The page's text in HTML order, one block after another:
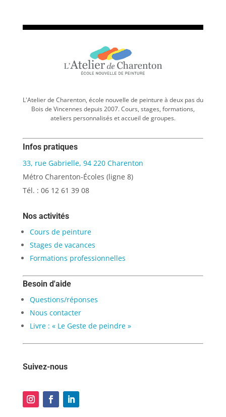
L'Atelier de Charenton, école nouvelle de peinture à deux pas du
Bois de Vincennes depuis 2007. Cours, stages, formations,
ateliers personnalisés et accueil de groupes.
Infos pratiques
33, rue Gabrielle, 94 220 Charenton
Métro Charenton-Écoles (ligne 8)
Tél. : 06 12 61 39 08
Nos activités
Cours de peinture
Stages de vacances
Formations professionnelles
Besoin d'aide
Questions/réponses
Nous contacter
Livre : « Le Geste de peindre »
Suivez-nous